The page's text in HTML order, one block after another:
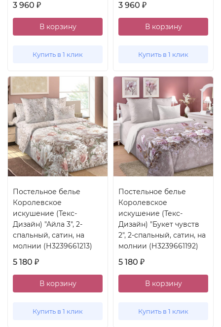
3 960 ₽
В корзину
Купить в 1 клик
3 960 ₽
В корзину
Купить в 1 клик
Постельное белье
Королевское
искушение (Текс-
Дизайн) "Айла 3", 2-
спальный, сатин, на
молнии (Н3239661213)
5 180 ₽
В корзину
Купить в 1 клик
Постельное белье
Королевское
искушение (Текс-
Дизайн) "Букет чувств
2", 2-спальный, сатин, на
молнии (Н3239661192)
5 180 ₽
В корзину
Купить в 1 клик